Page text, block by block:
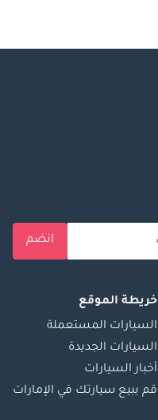
انضم
خريطة الموقع
السيارات المستعملة
السيارات الجديدة
أخبار السيارات
قم ببيع سيارتك في الإمارات